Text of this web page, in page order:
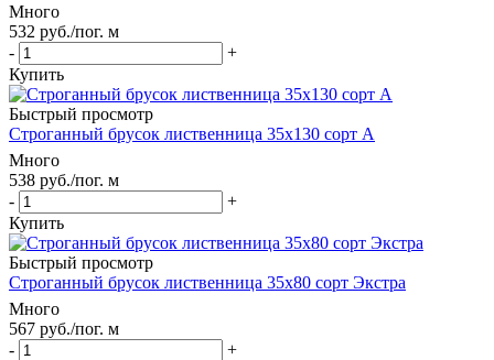
Много
532 руб./пог. м
-
+
Купить
Быстрый просмотр
Строганный брусок лиственница 35х130 сорт А
Много
538 руб./пог. м
-
+
Купить
Быстрый просмотр
Строганный брусок лиственница 35х80 сорт Экстра
Много
567 руб./пог. м
-
+